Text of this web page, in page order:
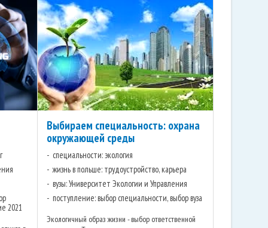
2021
Выбираем специальность: охрана
окружающей среды
специальности: экология
жизнь в польше: трудоустройство, карьера
вузы: Университет Экологии и Управления
поступление: выбор специальности, выбор вуза
Экологичный образ жизни - выбор ответственной